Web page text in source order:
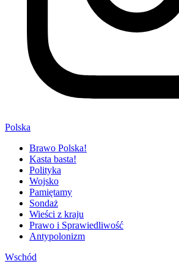
Polska
Brawo Polska!
Kasta basta!
Polityka
Wojsko
Pamiętamy
Sondaż
Wieści z kraju
Prawo i Sprawiedliwość
Antypolonizm
Wschód